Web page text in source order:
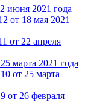
июня 2021 года
от 18 мая 2021
от 22 апреля
марта 2021 года
от 25 марта
от 26 февраля